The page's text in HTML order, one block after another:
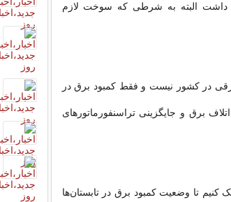
پیش‌رو سال 1404 نخواهیم داشت البته به شرطی که سوخت لازم
در کشور نیست و فقط کمبود برق در
برق و جایگزینی تراسنفورماتورهای
تا وضعیت کمبود برق در تابستان‌ها